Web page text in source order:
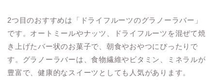
2つ目のおすすめは「ドライフルーツのグラノーラバー」
です。オートミールやナッツ、ドライフルーツを混ぜて焼
き上げたバー状のお菓子で、朝食やおやつにぴったりで
す。グラノーラバーは、食物繊維やビタミン、ミネラルが
豊富で、健康的なスイーツとしても人気があります。